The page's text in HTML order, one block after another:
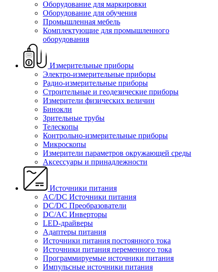
Оборудование для маркировки
Оборудование для обучения
Промышленная мебель
Комплектующие для промышленного
оборудования
Измерительные приборы
Электро-измерительные приборы
Радио-измерительные приборы
Строительные и геодезические приборы
Измерители физических величин
Бинокли
Зрительные трубы
Телескопы
Контрольно-измерительные приборы
Микроскопы
Измерители параметров окружающей среды
Аксессуары и принадлежности
Источники питания
AC/DC Источники питания
DC/DC Преобразователи
DC/AC Инверторы
LED-драйверы
Адаптеры питания
Источники питания постоянного тока
Источники питания переменного тока
Программируемые источники питания
Импульсные источники питания